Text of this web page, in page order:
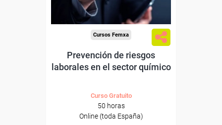
Cursos Femxa
Prevención de riesgos
laborales en el sector químico
Curso Gratuito
50 horas
Online (toda España)